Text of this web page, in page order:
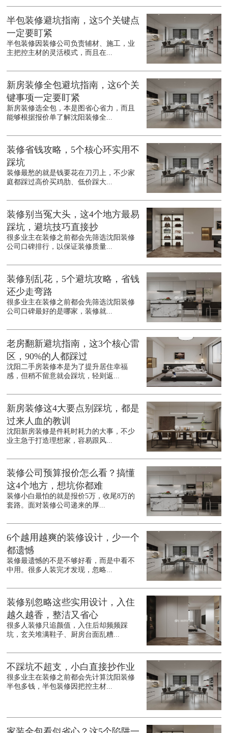
半包装修避坑指南，这5个关键点
一定要盯紧
半包装修因装修公司负责辅材、施工，业
主把控主材的灵活模式，而且在...
新房装修全包避坑指南，这6个关
键事项一定要盯紧
新房装修选全包，本是图省心省力，而且
能够根据报价单了解沈阳装修全...
装修省钱攻略，5个核心环实用不
踩坑
装修最愁的就是钱要花在刀刃上，不少家
庭都踩过高价买鸡肋、低价踩大...
装修别当冤大头，这4个地方最易
踩坑，避坑技巧直接抄
很多业主在装修之前都会先筛选沈阳装修
公司口碑排行，以保证装修质量...
装修别乱花，5个避坑攻略，省钱
还少走弯路
很多业主在装修之前都会先筛选沈阳装修
公司口碑最好的是哪家，装修就...
老房翻新避坑指南，这3个核心雷
区，90%的人都踩过
沈阳二手房装修本是为了提升居住幸福
感，但稍不留意就会踩坑，轻则返...
新房装修这4大要点别踩坑，都是
过来人血的教训
沈阳新房装修是件耗时耗力的大事，不少
业主急于打造理想家，容易跟风...
装修公司预算报价怎么看？搞懂
这4个地方，想坑你都难
装修小白最怕的就是报价5万，收尾8万的
套路。面对装修公司递来的厚...
6个越用越爽的装修设计，少一个
都遗憾
装修最遗憾的不是不够好看，而是中看不
中用。很多人装完才发现，忽略...
装修别忽略这些实用设计，入住
越久越香，整洁又省心
很多人装修只追颜值，入住后却频频踩
坑，玄关堆满鞋子、厨房台面乱糟...
不踩坑不超支，小白直接抄作业
很多业主在装修之前都会先计算沈阳装修
半包多钱，半包装修因把控主材...